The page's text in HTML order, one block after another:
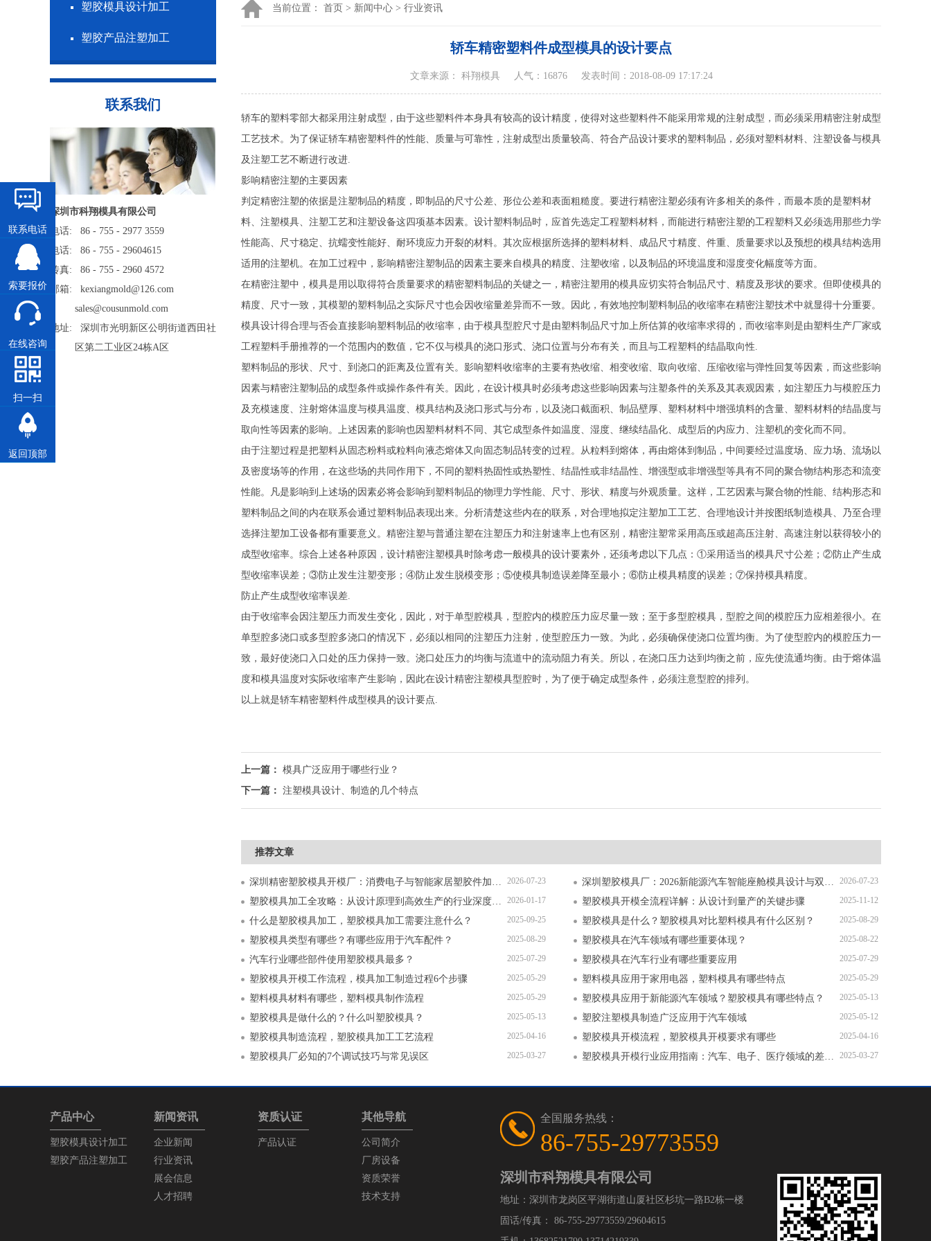
塑胶模具设计加工
塑胶产品注塑加工
联系我们
深圳市科翔模具有限公司
电话: 86 - 755 - 2977 3559
电话: 86 - 755 - 29604615
传真: 86 - 755 - 2960 4572
邮箱: kexiangmold@126.com
sales@cousunmold.com
地址: 深圳市光明新区公明街道西田社
区第二工业区24栋A区
当前位置： 首页 > 新闻中心 > 行业资讯
轿车精密塑料件成型模具的设计要点
文章来源： 科翔模具 人气：16876 发表时间：2018-08-09 17:17:24
轿车的塑料零部大都采用注射成型，由于这些塑料件本身具有较高的设计精度，使得对这些塑料件不能采用常规的注射成型，而必须采用精密注射成型
工艺技术。为了保证轿车精密塑料件的性能、质量与可靠性，注射成型出质量较高、符合产品设计要求的塑料制品，必须对塑料材料、注塑设备与模具
及注塑工艺不断进行改进.
影响精密注塑的主要因素
判定精密注塑的依据是注塑制品的精度，即制品的尺寸公差、形位公差和表面粗糙度。要进行精密注塑必须有许多相关的条件，而最本质的是塑料材
料、注塑模具、注塑工艺和注塑设备这四项基本因素。设计塑料制品时，应首先选定工程塑料材料，而能进行精密注塑的工程塑料又必须选用那些力学
性能高、尺寸稳定、抗蠕变性能好、耐环境应力开裂的材料。其次应根据所选择的塑料材料、成品尺寸精度、件重、质量要求以及预想的模具结构选用
适用的注塑机。在加工过程中，影响精密注塑制品的因素主要来自模具的精度、注塑收缩，以及制品的环境温度和湿度变化幅度等方面。
在精密注塑中，模具是用以取得符合质量要求的精密塑料制品的关键之一，精密注塑用的模具应切实符合制品尺寸、精度及形状的要求。但即使模具的
精度、尺寸一致，其模塑的塑料制品之实际尺寸也会因收缩量差异而不一致。因此，有效地控制塑料制品的收缩率在精密注塑技术中就显得十分重要。
模具设计得合理与否会直接影响塑料制品的收缩率，由于模具型腔尺寸是由塑料制品尺寸加上所估算的收缩率求得的，而收缩率则是由塑料生产厂家或
工程塑料手册推荐的一个范围内的数值，它不仅与模具的浇口形式、浇口位置与分布有关，而且与工程塑料的结晶取向性.
塑料制品的形状、尺寸、到浇口的距离及位置有关。影响塑料收缩率的主要有热收缩、相变收缩、取向收缩、压缩收缩与弹性回复等因素，而这些影响
因素与精密注塑制品的成型条件或操作条件有关。因此，在设计模具时必须考虑这些影响因素与注塑条件的关系及其表观因素，如注塑压力与模腔压力
及充模速度、注射熔体温度与模具温度、模具结构及浇口形式与分布，以及浇口截面积、制品壁厚、塑料材料中增强填料的含量、塑料材料的结晶度与
取向性等因素的影响。上述因素的影响也因塑料材料不同、其它成型条件如温度、湿度、继续结晶化、成型后的内应力、注塑机的变化而不同。
由于注塑过程是把塑料从固态粉料或粒料向液态熔体又向固态制品转变的过程。从粒料到熔体，再由熔体到制品，中间要经过温度场、应力场、流场以
及密度场等的作用，在这些场的共同作用下，不同的塑料热固性或热塑性、结晶性或非结晶性、增强型或非增强型等具有不同的聚合物结构形态和流变
性能。凡是影响到上述场的因素必将会影响到塑料制品的物理力学性能、尺寸、形状、精度与外观质量。这样，工艺因素与聚合物的性能、结构形态和
塑料制品之间的内在联系会通过塑料制品表现出来。分析清楚这些内在的联系，对合理地拟定注塑加工工艺、合理地设计并按图纸制造模具、乃至合理
选择注塑加工设备都有重要意义。精密注塑与普通注塑在注塑压力和注射速率上也有区别，精密注塑常采用高压或超高压注射、高速注射以获得较小的
成型收缩率。综合上述各种原因，设计精密注塑模具时除考虑一般模具的设计要素外，还须考虑以下几点：①采用适当的模具尺寸公差；②防止产生成
型收缩率误差；③防止发生注塑变形；④防止发生脱模变形；⑤使模具制造误差降至最小；⑥防止模具精度的误差；⑦保持模具精度。
防止产生成型收缩率误差.
由于收缩率会因注塑压力而发生变化，因此，对于单型腔模具，型腔内的模腔压力应尽量一致；至于多型腔模具，型腔之间的模腔压力应相差很小。在
单型腔多浇口或多型腔多浇口的情况下，必须以相同的注塑压力注射，使型腔压力一致。为此，必须确保使浇口位置均衡。为了使型腔内的模腔压力一
致，最好使浇口入口处的压力保持一致。浇口处压力的均衡与流道中的流动阻力有关。所以，在浇口压力达到均衡之前，应先使流通均衡。由于熔体温
度和模具温度对实际收缩率产生影响，因此在设计精密注塑模具型腔时，为了便于确定成型条件，必须注意型腔的排列。
以上就是轿车精密塑料件成型模具的设计要点.
上一篇： 模具广泛应用于哪些行业？
下一篇： 注塑模具设计、制造的几个特点
推荐文章
2026-07-23
深圳精密塑胶模具开模厂：消费电子与智能家居塑胶件加工全解析 2026-07-23
深圳塑胶模具厂：2026新能源汽车智能座舱模具设计与双色注塑加工解析
2026-01-17
塑胶模具加工全攻略：从设计原理到高效生产的行业深度指南 2025-11-12
塑胶模具开模全流程详解：从设计到量产的关键步骤
2025-09-25
什么是塑胶模具加工，塑胶模具加工需要注意什么？ 2025-08-29
塑胶模具是什么？塑胶模具对比塑料模具有什么区别？
2025-08-29
塑胶模具类型有哪些？有哪些应用于汽车配件？ 2025-08-22
塑胶模具在汽车领域有哪些重要体现？
2025-07-29
汽车行业哪些部件使用塑胶模具最多？ 2025-07-29
塑胶模具在汽车行业有哪些重要应用
2025-05-29
塑胶模具开模工作流程，模具加工制造过程6个步骤 2025-05-29
塑料模具应用于家用电器，塑料模具有哪些特点
2025-05-29
塑料模具材料有哪些，塑料模具制作流程 2025-05-13
塑胶模具应用于新能源汽车领域？塑胶模具有哪些特点？
2025-05-13
塑胶模具是做什么的？什么叫塑胶模具？ 2025-05-12
塑胶注塑模具制造广泛应用于汽车领域
2025-04-16
塑胶模具制造流程，塑胶模具加工工艺流程 2025-04-16
塑胶模具开模流程，塑胶模具开模要求有哪些
2025-03-27
塑胶模具厂必知的7个调试技巧与常见误区 2025-03-27
塑胶模具开模行业应用指南：汽车、电子、医疗领域的差异化流程
产品中心
塑胶模具设计加工
塑胶产品注塑加工
新闻资讯
企业新闻
行业资讯
展会信息
人才招聘
资质认证
产品认证
其他导航
公司简介
厂房设备
资质荣誉
技术支持
全国服务热线：
86-755-29773559
深圳市科翔模具有限公司
地址：深圳市龙岗区平湖街道山厦社区杉坑一路B2栋一楼
固话/传真： 86-755-29773559/29604615
联系电话
索要报价
在线咨询
扫一扫
返回顶部